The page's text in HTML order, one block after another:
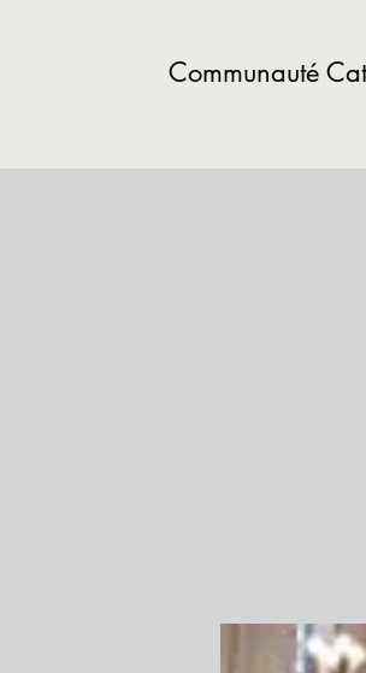
Communauté